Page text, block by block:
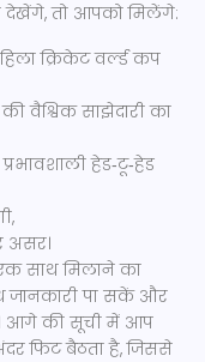
तो आपको मिलेंगे:
क्रिकेट वर्ल्ड कप
वैश्विक साझेदारी का
हेड‑टू‑हेड
असर।
साथ मिलाने का
जानकारी पा सकें और
आगे की सूची में आप
फिट बैठता है, जिससे